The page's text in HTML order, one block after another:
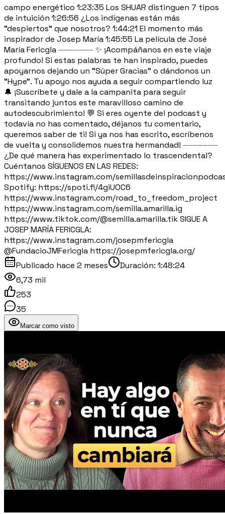
campo energético 1:23:35 Los SHUAR distinguen 7 tipos
de intuición 1:26:56 ¿Los indígenas están más
"despiertos" que nosotros? 1:44:21 El momento más
inspirador de Josep María 1:45:55 La película de José
María Fericgla ⏤⏤⏤⏤⏤⏤⏤ ✨ ¡Acompáñanos en este viaje
profundo! Si estas palabras te han inspirado, puedes
apoyarnos dejando un "Súper Gracias" o dándonos un
"Hype". Tu apoyo nos ayuda a seguir compartiendo luz
🔔 ¡Suscríbete y dale a la campanita para seguir
transitando juntos este maravilloso camino de
autodescubrimiento! 💬 Si eres oyente del podcast y
todavía no has comentado, déjanos tu comentario,
queremos saber de ti! Si ya nos has escrito, escríbenos
de vuelta y consolidemos nuestra hermandad! ⏤⏤⏤⏤⏤⏤⏤
¿De qué manera has experimentado lo trascendental?
Cuéntanos SÍGUENOS EN LAS REDES:
https://www.instagram.com/
Spotify: https://spoti.fi/4giUOC6
https://www.instagram.com/road_to_freedom_project
https://www.instagram.com/semilla.amarilla.ig
https://www.tiktok.com/@semilla.amarilla.tik SIGUE A
JOSEP MARÍA FERICGLA:
https://www.instagram.com/josepmfericgla
@FundacioJMFericgla https://josepmfericgla.org/
Publicado hace 2 meses Duración: 1:48:24
6,73 mil
253
35
Marcar como visto